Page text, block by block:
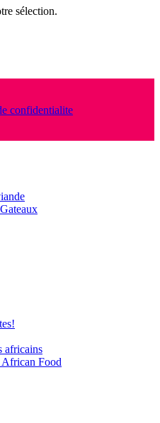
sélection.
confidentialite
africains
Food